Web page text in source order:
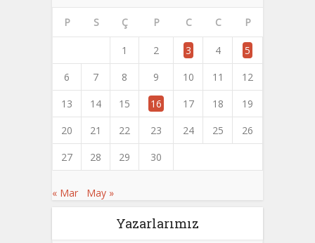
P S Ç P C C P
1 2 3 4
5
6
7 8 9 10 11
12
13
14 15 16 17 18
19
20
21 22 23 24 25
26
27
28 29 30
« Mar May »
Yazarlarımız